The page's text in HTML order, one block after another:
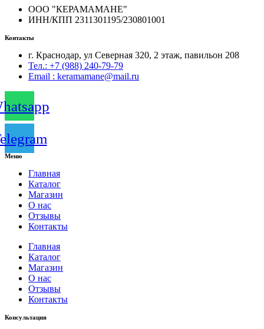
ООО "КЕРАМАМАНЕ"
ИНН/КПП 2311301195/230801001
Контакты
г. Краснодар, ул Северная 320, 2 этаж, павильон 208
Тел.: +7 (988) 240-79-79
Email : keramamane@mail.ru
Меню
Главная
Каталог
Магазин
О нас
Отзывы
Контакты
Главная
Каталог
Магазин
О нас
Отзывы
Контакты
Консультация